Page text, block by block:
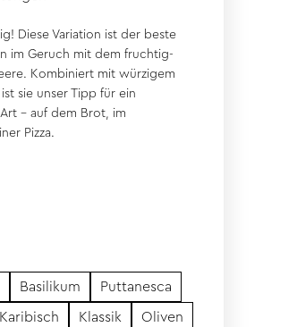
Diese Variation ist der beste
im Geruch mit dem fruchtig-
Kombiniert mit würzigem
sie unser Tipp für ein
- auf dem Brot, im
Pizza.
Basilikum Puttanesca
Karibisch Klassik Oliven